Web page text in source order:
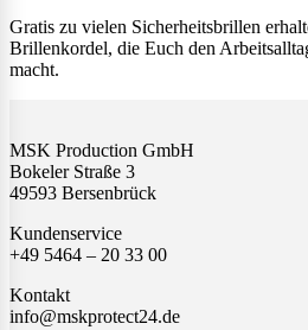
Gratis zu vielen Sicherheitsbrillen
Brillenkordel, die Euch den
macht.
MSK Production GmbH
Bokeler Straße 3
49593 Bersenbrück
Kundenservice
+49 5464 – 20 33 00
Kontakt
info@mskprotect24.de